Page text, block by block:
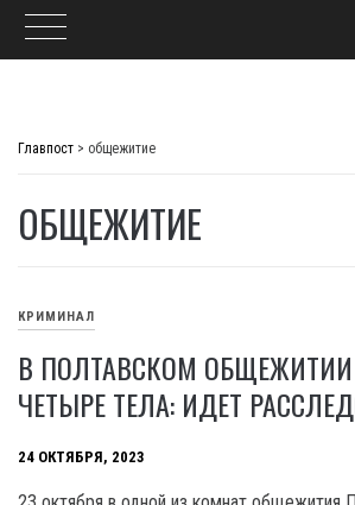
Главпост > общежитие
ОБЩЕЖИТИЕ
КРИМИНАЛ
В ПОЛТАВСКОМ
ЧЕТЫРЕ ТЕЛА: ИДЕТ
24 ОКТЯБРЯ, 2023